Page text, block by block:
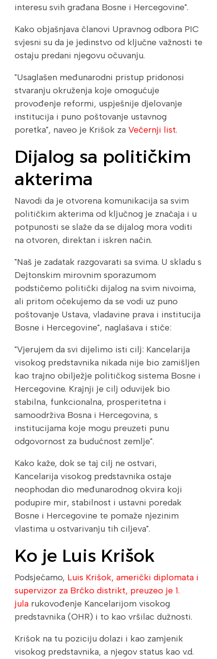
interesu svih građana Bosne i Hercegovine".
Kako objašnjava članovi Upravnog odbora PIC
svjesni su da je jedinstvo od ključne važnosti te
ostaju predani njegovu očuvanju.
"Usaglašen međunarodni pristup pridonosi
stvaranju okruženja koje omogućuje
provođenje reformi, uspješnije djelovanje
institucija i puno poštovanje ustavnog
poretka", naveo je Krišok za Večernji list.
Dijalog sa političkim
akterima
Navodi da je otvorena komunikacija sa svim
političkim akterima od ključnog je značaja i u
potpunosti se slaže da se dijalog mora voditi
na otvoren, direktan i iskren način.
"Naš je zadatak razgovarati sa svima. U skladu s
Dejtonskim mirovnim sporazumom
podstičemo politički dijalog na svim nivoima,
ali pritom očekujemo da se vodi uz puno
poštovanje Ustava, vladavine prava i institucija
Bosne i Hercegovine", naglašava i stiče:
"Vjerujem da svi dijelimo isti cilj: Kancelarija
visokog predstavnika nikada nije bio zamišljen
kao trajno obilježje političkog sistema Bosne i
Hercegovine. Krajnji je cilj oduvijek bio
stabilna, funkcionalna, prosperitetna i
samoodrživa Bosna i Hercegovina, s
institucijama koje mogu preuzeti punu
odgovornost za budućnost zemlje".
Kako kaže, dok se taj cilj ne ostvari,
Kancelarija visokog predstavnika ostaje
neophodan dio međunarodnog okvira koji
podupire mir, stabilnost i ustavni poredak
Bosne i Hercegovine te pomaže njezinim
vlastima u ostvarivanju tih ciljeva".
Ko je Luis Krišok
Podsjećamo, Luis Krišok, američki diplomata i
supervizor za Brčko distrikt, preuzeo je 1.
jula rukovođenje Kancelarijom visokog
predstavnika (OHR) i to kao vršilac dužnosti.
Krišok na tu poziciju dolazi i kao zamjenik
visokog predstavnika, a njegov status kao v.d.